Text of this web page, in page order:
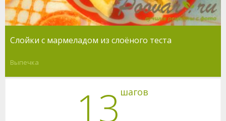
Слойки с мармеладом из слоёного теста
Выпечка
13 шагов